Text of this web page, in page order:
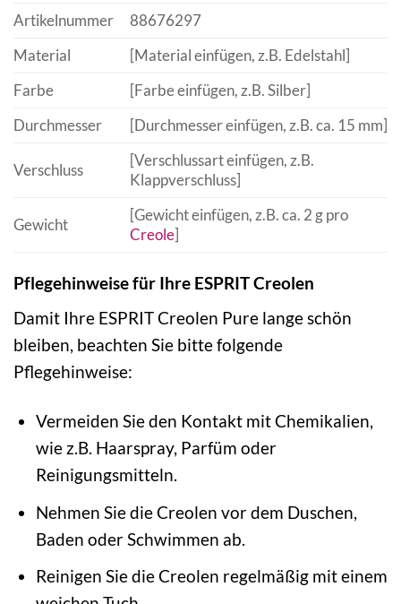
Artikelnummer
88676297
Material
[Material einfügen, z.B. Edelstahl]
Farbe
[Farbe einfügen, z.B. Silber]
Durchmesser
[Durchmesser einfügen, z.B. ca. 15 mm]
Verschluss
[Verschlussart einfügen, z.B.
Klappverschluss]
Gewicht
[Gewicht einfügen, z.B. ca. 2 g pro
Creole]
Pflegehinweise für Ihre ESPRIT Creolen
Damit Ihre ESPRIT Creolen Pure lange schön
bleiben, beachten Sie bitte folgende
Pflegehinweise:
Vermeiden Sie den Kontakt mit Chemikalien,
wie z.B. Haarspray, Parfüm oder
Reinigungsmitteln.
Nehmen Sie die Creolen vor dem Duschen,
Baden oder Schwimmen ab.
Reinigen Sie die Creolen regelmäßig mit einem